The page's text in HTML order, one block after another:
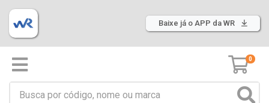
Baixe já o APP da WR
0